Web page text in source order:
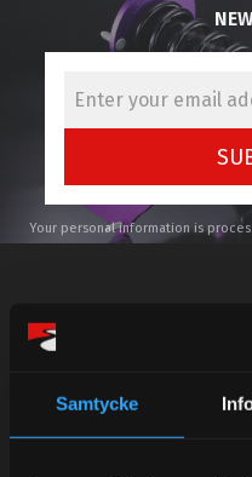
Samtycke
Your personal information is